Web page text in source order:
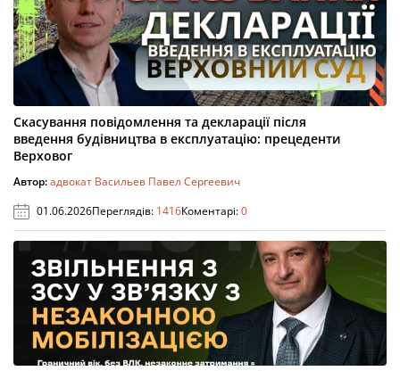
Скасування повідомлення та декларації після
введення будівництва в експлуатацію: прецеденти
Верховог
Автор:адвокат Васильев Павел Сергеевич
01.06.2026Переглядів: 1416Коментарі:0